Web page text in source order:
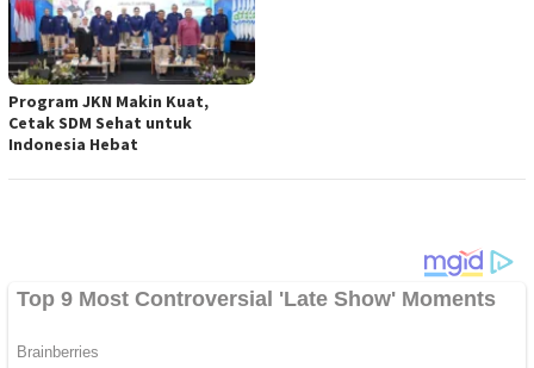
Program JKN Makin Kuat,
Cetak SDM Sehat untuk
Indonesia Hebat